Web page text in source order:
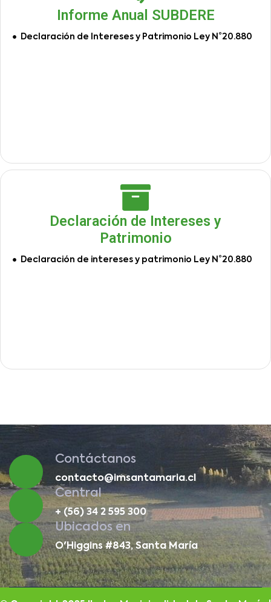
Informe Anual SUBDERE
Declaración de Intereses y Patrimonio Ley N°20.880
Declaración de Intereses y
Patrimonio
Declaración de intereses y patrimonio Ley N°20.880
Contáctanos
contacto@imsantamaria.cl
Central
+ (56) 34 2 595 300
Ubicados en
O'Higgins #843, Santa María